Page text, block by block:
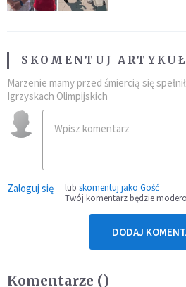
SKOMENTUJ ARTYKUŁ
Marzenie mamy przed śmiercią się
Igrzyskach Olimpijskich
Zaloguj się lub skomentuj jako Gość
Twój komentarz będzie
DODAJ
Komentarze ()